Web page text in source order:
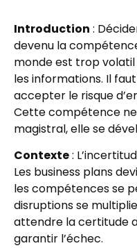
Introduction :
devenu la
monde est trop
les informations. Il
accepter le risque
Cette compétence ne
magistral, elle se
Contexte:
Les business plans
les compétences se
disruptions se
attendre la certitude
garantir l’échec.